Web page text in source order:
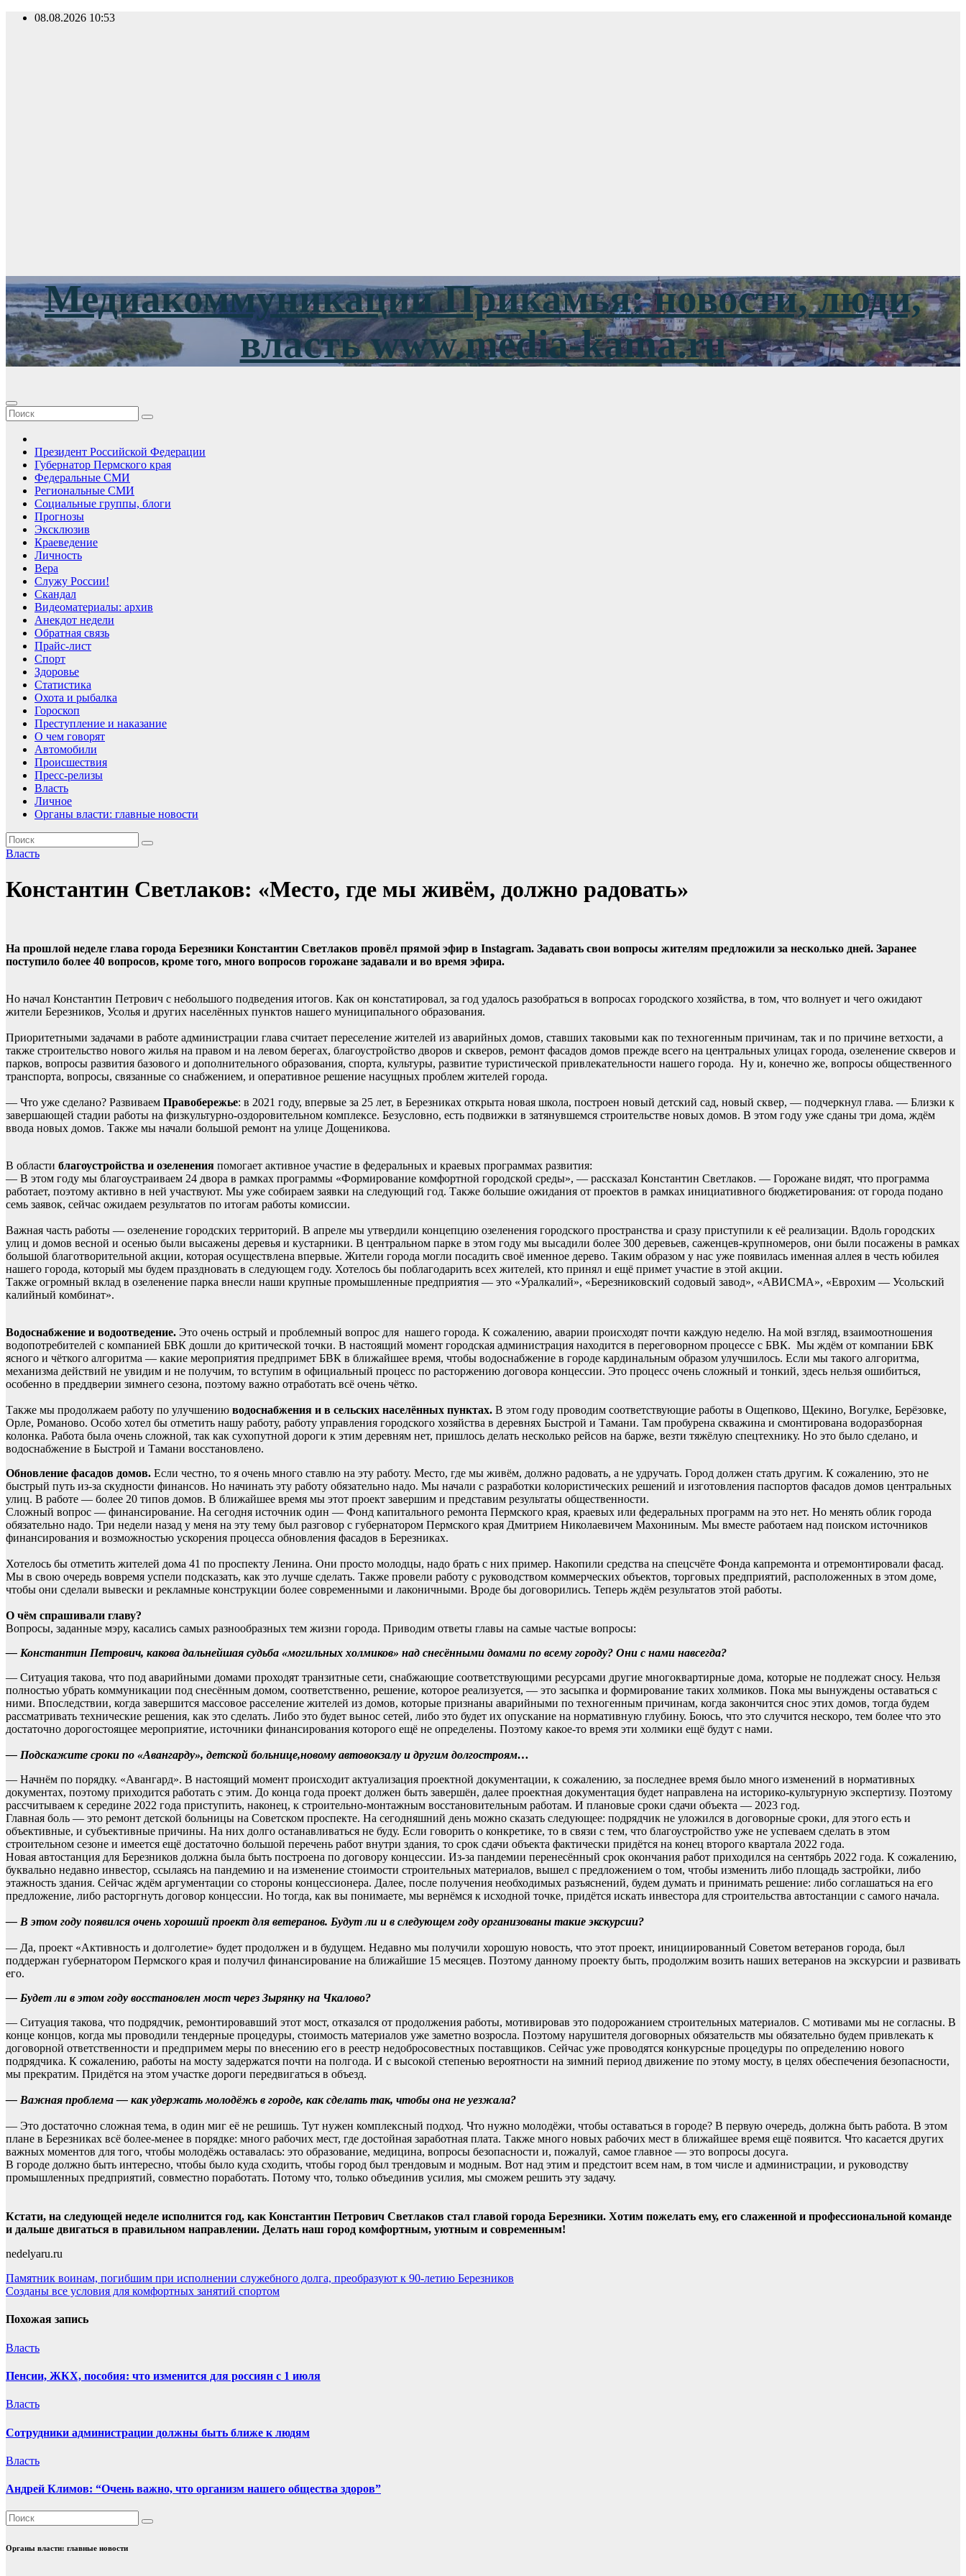
Перейти08.08.2026 10:53
Медиакоммуникации Прикамья: новости, люди,
власть www.media-kama.ru
Президент Российской Федерации
Губернатор Пермского края
Федеральные СМИ
Региональные СМИ
Социальные группы, блоги
Прогнозы
Эксклюзив
Краеведение
Личность
Вера
Служу России!
Скандал
Видеоматериалы: архив
Анекдот недели
Обратная связь
Прайс-лист
Спорт
Здоровье
Статистика
Охота и рыбалка
Гороскоп
Преступление и наказание
О чем говорят
Автомобили
Происшествия
Пресс-релизы
Власть
Личное
Органы власти: главные новости
Власть
Константин Светлаков: «Место, где мы живём, должно радовать»
На прошлой неделе глава города Березники Константин Светлаков провёл прямой эфир в Instagram. Задавать свои вопросы жителям предложили за несколько дней. Заранее
поступило более 40 вопросов, кроме того, много вопросов горожане задавали и во время эфира.
Но начал Константин Петрович с небольшого подведения итогов. Как он констатировал, за год удалось разобраться в вопросах городского хозяйства, в том, что волнует и чего ожидают
жители Березников, Усолья и других населённых пунктов нашего муниципального образования.
Приоритетными задачами в работе администрации глава считает переселение жителей из аварийных домов, ставших таковыми как по техногенным причинам, так и по причине ветхости, а
также строительство нового жилья на правом и на левом берегах, благоустройство дворов и скверов, ремонт фасадов домов прежде всего на центральных улицах города, озеленение скверов и
парков, вопросы развития базового и дополнительного образования, спорта, культуры, развитие туристической привлекательности нашего города. Ну и, конечно же, вопросы общественного
транспорта, вопросы, связанные со снабжением, и оперативное решение насущных проблем жителей города.
— Что уже сделано? Развиваем Правобережье: в 2021 году, впервые за 25 лет, в Березниках открыта новая школа, построен новый детский сад, новый сквер, — подчеркнул глава. — Близки к
завершающей стадии работы на физкультурно-оздоровительном комплексе. Безусловно, есть подвижки в затянувшемся строительстве новых домов. В этом году уже сданы три дома, ждём
ввода новых домов. Также мы начали большой ремонт на улице Дощеникова.
В области благоустройства и озеленения помогает активное участие в федеральных и краевых программах развития:
— В этом году мы благоустраиваем 24 двора в рамках программы «Формирование комфортной городской среды», — рассказал Константин Светлаков. — Горожане видят, что программа
работает, поэтому активно в ней участвуют. Мы уже собираем заявки на следующий год. Также большие ожидания от проектов в рамках инициативного бюджетирования: от города подано
семь заявок, сейчас ожидаем результатов по итогам работы комиссии.
Важная часть работы — озеленение городских территорий. В апреле мы утвердили концепцию озеленения городского пространства и сразу приступили к её реализации. Вдоль городских
улиц и домов весной и осенью были высажены деревья и кустарники. В центральном парке в этом году мы высадили более 300 деревьев, саженцев-крупномеров, они были посажены в рамках
большой благотворительной акции, которая осуществлена впервые. Жители города могли посадить своё именное дерево. Таким образом у нас уже появилась именная аллея в честь юбилея
нашего города, который мы будем праздновать в следующем году. Хотелось бы поблагодарить всех жителей, кто принял и ещё примет участие в этой акции.
Также огромный вклад в озеленение парка внесли наши крупные промышленные предприятия — это «Уралкалий», «Березниковский содовый завод», «АВИСМА», «Еврохим — Усольский
калийный комбинат».
Водоснабжение и водоотведение. Это очень острый и проблемный вопрос для нашего города. К сожалению, аварии происходят почти каждую неделю. На мой взгляд, взаимоотношения
водопотребителей с компанией БВК дошли до критической точки. В настоящий момент городская администрация находится в переговорном процессе с БВК. Мы ждём от компании БВК
ясного и чёткого алгоритма — какие мероприятия предпримет БВК в ближайшее время, чтобы водоснабжение в городе кардинальным образом улучшилось. Если мы такого алгоритма,
механизма действий не увидим и не получим, то вступим в официальный процесс по расторжению договора концессии. Это процесс очень сложный и тонкий, здесь нельзя ошибиться,
особенно в преддверии зимнего сезона, поэтому важно отработать всё очень чётко.
Также мы продолжаем работу по улучшению водоснабжения и в сельских населённых пунктах. В этом году проводим соответствующие работы в Ощепково, Щекино, Вогулке, Берёзовке,
Орле, Романово. Особо хотел бы отметить нашу работу, работу управления городского хозяйства в деревнях Быстрой и Тамани. Там пробурена скважина и смонтирована водоразборная
колонка. Работа была очень сложной, так как сухопутной дороги к этим деревням нет, пришлось делать несколько рейсов на барже, везти тяжёлую спецтехнику. Но это было сделано, и
водоснабжение в Быстрой и Тамани восстановлено.
Обновление фасадов домов. Если честно, то я очень много ставлю на эту работу. Место, где мы живём, должно радовать, а не удручать. Город должен стать другим. К сожалению, это не
быстрый путь из-за скудности финансов. Но начинать эту работу обязательно надо. Мы начали с разработки колористических решений и изготовления паспортов фасадов домов центральных
улиц. В работе — более 20 типов домов. В ближайшее время мы этот проект завершим и представим результаты общественности.
Сложный вопрос — финансирование. На сегодня источник один — Фонд капитального ремонта Пермского края, краевых или федеральных программ на это нет. Но менять облик города
обязательно надо. Три недели назад у меня на эту тему был разговор с губернатором Пермского края Дмитрием Николаевичем Махониным. Мы вместе работаем над поиском источников
финансирования и возможностью ускорения процесса обновления фасадов в Березниках.
Хотелось бы отметить жителей дома 41 по проспекту Ленина. Они просто молодцы, надо брать с них пример. Накопили средства на спецсчёте Фонда капремонта и отремонтировали фасад.
Мы в свою очередь вовремя успели подсказать, как это лучше сделать. Также провели работу с руководством коммерческих объектов, торговых предприятий, расположенных в этом доме,
чтобы они сделали вывески и рекламные конструкции более современными и лаконичными. Вроде бы договорились. Теперь ждём результатов этой работы.
О чём спрашивали главу?
Вопросы, заданные мэру, касались самых разнообразных тем жизни города. Приводим ответы главы на самые частые вопросы:
— Константин Петрович, какова дальнейшая судьба «могильных холмиков» над снесёнными домами по всему городу? Они с нами навсегда?
— Ситуация такова, что под аварийными домами проходят транзитные сети, снабжающие соответствующими ресурсами другие многоквартирные дома, которые не подлежат сносу. Нельзя
полностью убрать коммуникации под снесённым домом, соответственно, решение, которое реализуется, — это засыпка и формирование таких холмиков. Пока мы вынуждены оставаться с
ними. Впоследствии, когда завершится массовое расселение жителей из домов, которые признаны аварийными по техногенным причинам, когда закончится снос этих домов, тогда будем
рассматривать технические решения, как это сделать. Либо это будет вынос сетей, либо это будет их опускание на нормативную глубину. Боюсь, что это случится нескоро, тем более что это
достаточно дорогостоящее мероприятие, источники финансирования которого ещё не определены. Поэтому какое-то время эти холмики ещё будут с нами.
— Подскажите сроки по «Авангарду», детской больнице,новому автовокзалу и другим долгостроям…
— Начнём по порядку. «Авангард». В настоящий момент происходит актуализация проектной документации, к сожалению, за последнее время было много изменений в нормативных
документах, поэтому приходится работать с этим. До конца года проект должен быть завершён, далее проектная документация будет направлена на историко-культурную экспертизу. Поэтому
рассчитываем к середине 2022 года приступить, наконец, к строительно-монтажным восстановительным работам. И плановые сроки сдачи объекта — 2023 год.
Главная боль — это ремонт детской больницы на Советском проспекте. На сегодняшний день можно сказать следующее: подрядчик не уложился в договорные сроки, для этого есть и
объективные, и субъективные причины. На них долго останавливаться не буду. Если говорить о конкретике, то в связи с тем, что благоустройство уже не успеваем сделать в этом
строительном сезоне и имеется ещё достаточно большой перечень работ внутри здания, то срок сдачи объекта фактически придётся на конец второго квартала 2022 года.
Новая автостанция для Березников должна была быть построена по договору концессии. Из-за пандемии перенесённый срок окончания работ приходился на сентябрь 2022 года. К сожалению,
буквально недавно инвестор, ссылаясь на пандемию и на изменение стоимости строительных материалов, вышел с предложением о том, чтобы изменить либо площадь застройки, либо
этажность здания. Сейчас ждём аргументации со стороны концессионера. Далее, после получения необходимых разъяснений, будем думать и принимать решение: либо соглашаться на его
предложение, либо расторгнуть договор концессии. Но тогда, как вы понимаете, мы вернёмся к исходной точке, придётся искать инвестора для строительства автостанции с самого начала.
— В этом году появился очень хороший проект для ветеранов. Будут ли и в следующем году организованы такие экскурсии?
— Да, проект «Активность и долголетие» будет продолжен и в будущем. Недавно мы получили хорошую новость, что этот проект, инициированный Советом ветеранов города, был
поддержан губернатором Пермского края и получил финансирование на ближайшие 15 месяцев. Поэтому данному проекту быть, продолжим возить наших ветеранов на экскурсии и развивать
его.
— Будет ли в этом году восстановлен мост через Зырянку на Чкалово?
— Ситуация такова, что подрядчик, ремонтировавший этот мост, отказался от продолжения работы, мотивировав это подорожанием строительных материалов. С мотивами мы не согласны. В
конце концов, когда мы проводили тендерные процедуры, стоимость материалов уже заметно возросла. Поэтому нарушителя договорных обязательств мы обязательно будем привлекать к
договорной ответственности и предпримем меры по внесению его в реестр недобросовестных поставщиков. Сейчас уже проводятся конкурсные процедуры по определению нового
подрядчика. К сожалению, работы на мосту задержатся почти на полгода. И с высокой степенью вероятности на зимний период движение по этому мосту, в целях обеспечения безопасности,
мы прекратим. Придётся на этом участке дороги передвигаться в объезд.
— Важная проблема — как удержать молодёжь в городе, как сделать так, чтобы она не уезжала?
— Это достаточно сложная тема, в один миг её не решишь. Тут нужен комплексный подход. Что нужно молодёжи, чтобы оставаться в городе? В первую очередь, должна быть работа. В этом
плане в Березниках всё более-менее в порядке: много рабочих мест, где достойная заработная плата. Также много новых рабочих мест в ближайшее время ещё появится. Что касается других
важных моментов для того, чтобы молодёжь оставалась: это образование, медицина, вопросы безопасности и, пожалуй, самое главное — это вопросы досуга.
В городе должно быть интересно, чтобы было куда сходить, чтобы город был трендовым и модным. Вот над этим и предстоит всем нам, в том числе и администрации, и руководству
промышленных предприятий, совместно поработать. Потому что, только объединив усилия, мы сможем решить эту задачу.
Кстати, на следующей неделе исполнится год, как Константин Петрович Светлаков стал главой города Березники. Хотим пожелать ему, его слаженной и профессиональной команде
и дальше двигаться в правильном направлении. Делать наш город комфортным, уютным и современным!
nedelyaru.ru
Навигация
по
записям
Памятник воинам, погибшим при исполнении служебного долга, преобразуют к 90-летию Березников
Созданы все условия для комфортных занятий спортом
Похожая запись
Власть
Пенсии, ЖКХ, пособия: что изменится для россиян с 1 июля
Власть
Сотрудники администрации должны быть ближе к людям
Власть
Андрей Климов: “Очень важно, что организм нашего общества здоров”
Органы власти: главные новости